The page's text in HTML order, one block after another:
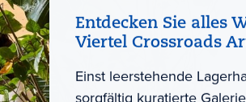
Entdecken Sie alles
Viertel Crossroads
Einst leerstehende